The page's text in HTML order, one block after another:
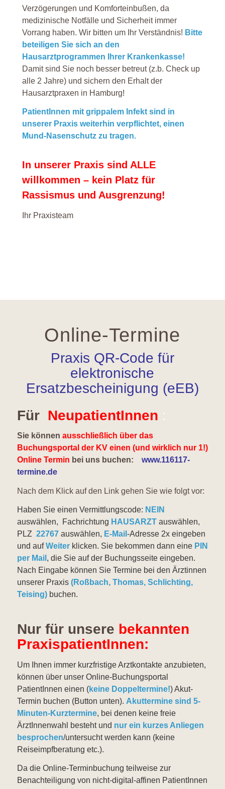
Verzögerungen und Komforteinbußen, da
medizinische Notfälle und Sicherheit immer
Vorrang haben. Wir bitten um Ihr Verständnis! Bitte
beteiligen Sie sich an den
Hausarztprogrammen Ihrer Krankenkasse!
Damit sind Sie noch besser betreut (z.b. Check up
alle 2 Jahre) und sichern den Erhalt der
Hausarztpraxen in Hamburg!
PatientInnen mit grippalem Infekt sind in
unserer Praxis weiterhin verpflichtet, einen
Mund-Nasenschutz zu tragen.
In unserer Praxis sind ALLE
willkommen – kein Platz für
Rassismus und Ausgrenzung!
Ihr Praxisteam
Online-Termine
Praxis QR-Code für
elektronische
Ersatzbescheinigung (eEB)
Für NeupatientInnen :
Sie können ausschließlich über das
Buchungsportal der KV einen (und wirklich nur 1!)
Online Termin bei uns buchen:
www.116117-
termine.de
Nach dem Klick auf den Link gehen Sie wie folgt vor:
Haben Sie einen Vermittlungscode: NEIN
auswählen,
Fachrichtung HAUSARZT auswählen,
PLZ 22767auswählen, E-Mail -Adresse 2x eingeben
und aufWeiterklicken. Sie bekommen dann eine PIN
per Mail , die Sie auf der Buchungsseite eingeben.
Nach Eingabekönnen Sie Termine bei den Ärztinnen
unserer Praxis (Roßbach, Thomas, Schlichting,
Teising)buchen.
Nur für unsere bekannten
PraxispatientInnen:
Um Ihnen immer kurzfristige Arztkontakte anzubieten,
können über unser Online-Buchungsportal
PatientInnen einen (keine Doppeltermine!) Akut-
Termin buchen (Button unten). Akuttermine sind 5-
Minuten-Kurztermine, bei denen keine freie
ÄrztInnenwahl besteht und nur ein kurzes Anliegen
besprochen/untersucht werden kann (keine
Reiseimpfberatung etc.).
Da die Online-Terminbuchung teilweise zur
Benachteiligung von nicht-digital-affinen PatientInnen